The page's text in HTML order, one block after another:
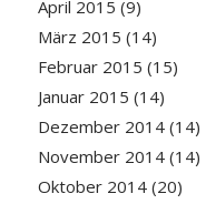
April 2015 (9)
März 2015 (14)
Februar 2015 (15)
Januar 2015 (14)
Dezember 2014(14)
November 2014(14)
Oktober 2014(20)